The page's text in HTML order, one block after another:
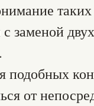
заменой
от